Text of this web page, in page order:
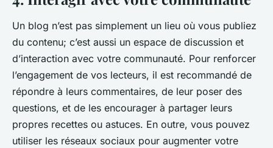
Un blog n’est pas simplement un lieu où vous publiez
du contenu; c’est aussi un espace de discussion et
d’interaction avec votre communauté. Pour renforcer
l’engagement de vos lecteurs, il est recommandé de
répondre à leurs commentaires, de leur poser des
questions, et de les encourager à partager leurs
propres recettes ou astuces. En outre, vous pouvez
utiliser les réseaux sociaux pour augmenter votre